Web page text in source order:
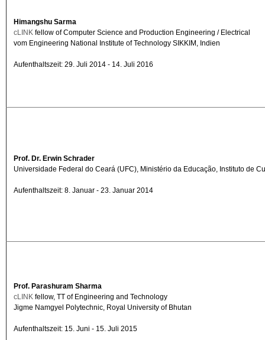
Himangshu Sarma
cLINKfellow of Computer Science and Production Engineering / Electrical
vom Engineering National Institute of Technology SIKKIM, Indien
Aufenthaltszeit: 29. Juli 2014 - 14. Juli 2016
Prof. Dr. Erwin Schrader
Universidade Federal do Ceará (UFC), Ministério da Educação, Instituto de
Aufenthaltszeit: 8. Januar - 23. Januar 2014
Prof. Parashuram Sharma
cLINKfellow, TT of Engineering and Technology
Jigme Namgyel Polytechnic, Royal University of Bhutan
Aufenthaltszeit: 15. Juni - 15. Juli 2015